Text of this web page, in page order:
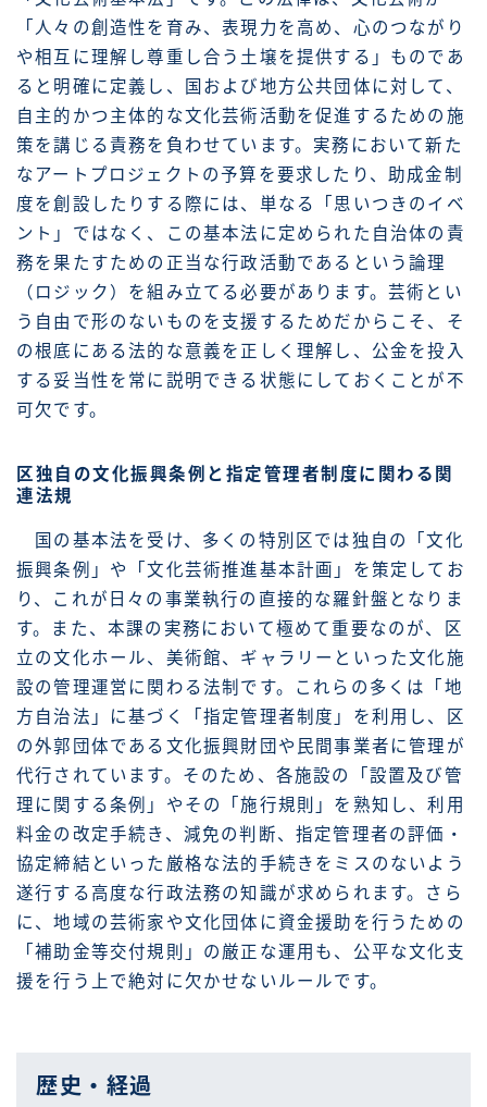
「人々の創造性を育み、表現力を高め、心のつながり
や相互に理解し尊重し合う土壌を提供する」ものであ
ると明確に定義し、国および地方公共団体に対して、
自主的かつ主体的な文化芸術活動を促進するための施
策を講じる責務を負わせています。実務において新た
なアートプロジェクトの予算を要求したり、助成金制
度を創設したりする際には、単なる「思いつきのイベ
ント」ではなく、この基本法に定められた自治体の責
務を果たすための正当な行政活動であるという論理
（ロジック）を組み立てる必要があります。芸術とい
う自由で形のないものを支援するためだからこそ、そ
の根底にある法的な意義を正しく理解し、公金を投入
する妥当性を常に説明できる状態にしておくことが不
可欠です。
区独自の文化振興条例と指定管理者制度に関わる関
連法規
国の基本法を受け、多くの特別区では独自の「文化
振興条例」や「文化芸術推進基本計画」を策定してお
り、これが日々の事業執行の直接的な羅針盤となりま
す。また、本課の実務において極めて重要なのが、区
立の文化ホール、美術館、ギャラリーといった文化施
設の管理運営に関わる法制です。これらの多くは「地
方自治法」に基づく「指定管理者制度」を利用し、区
の外郭団体である文化振興財団や民間事業者に管理が
代行されています。そのため、各施設の「設置及び管
理に関する条例」やその「施行規則」を熟知し、利用
料金の改定手続き、減免の判断、指定管理者の評価・
協定締結といった厳格な法的手続きをミスのないよう
遂行する高度な行政法務の知識が求められます。さら
に、地域の芸術家や文化団体に資金援助を行うための
「補助金等交付規則」の厳正な運用も、公平な文化支
援を行う上で絶対に欠かせないルールです。
歴史・経過